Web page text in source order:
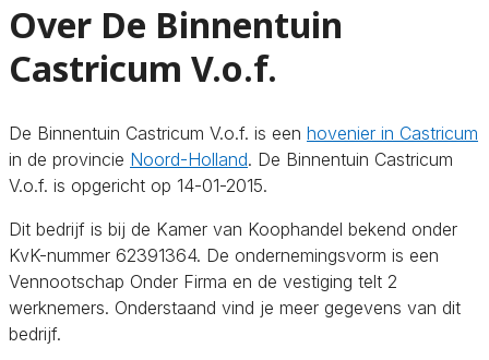
Over De Binnentuin
Castricum V.o.f.
De Binnentuin Castricum V.o.f. is een hovenier in Castricum
in de provincie Noord-Holland. De Binnentuin Castricum
V.o.f. is opgericht op 14-01-2015.
Dit bedrijf is bij de Kamer van Koophandel bekend onder
KvK-nummer 62391364. De ondernemingsvorm is een
Vennootschap Onder Firma en de vestiging telt 2
werknemers. Onderstaand vind je meer gegevens van dit
bedrijf.